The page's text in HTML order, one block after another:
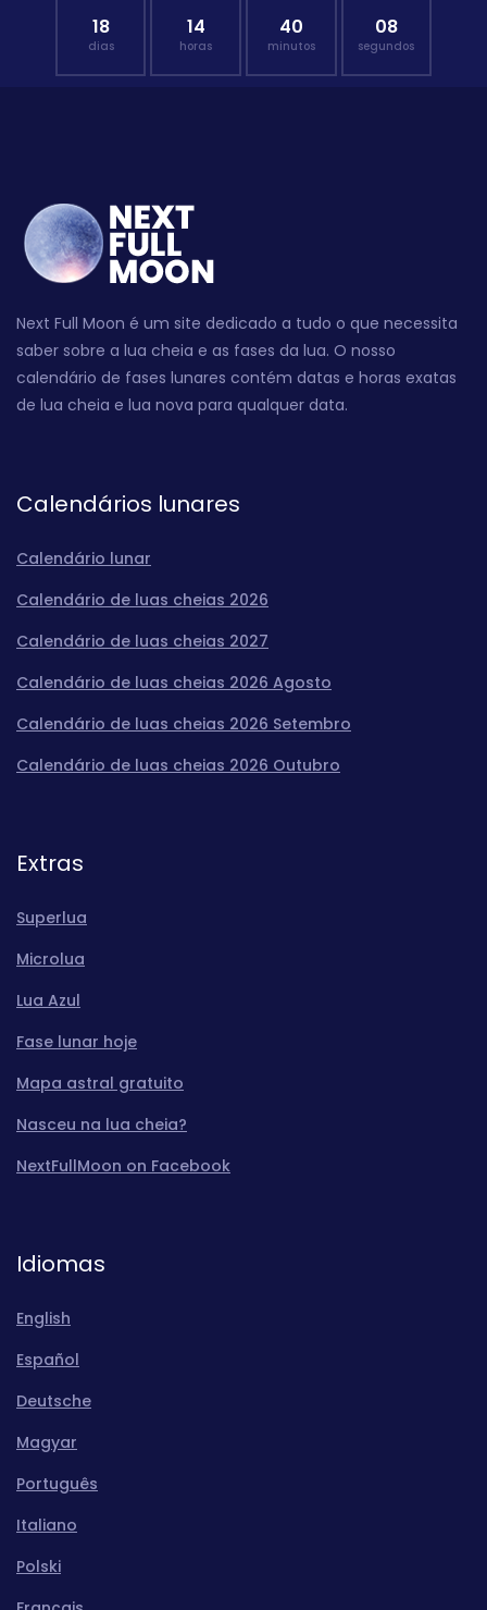
18
dias
14
horas
40
minutos
07
segundos
Next Full Moon é um site dedicado a tudo o que necessita
saber sobre a lua cheia e as fases da lua. O nosso
calendário de fases lunares contém datas e horas exatas
de lua cheia e lua nova para qualquer data.
Calendários lunares
Calendário lunar
Calendário de luas cheias 2026
Calendário de luas cheias 2027
Calendário de luas cheias 2026 Agosto
Calendário de luas cheias 2026 Setembro
Calendário de luas cheias 2026 Outubro
Extras
Superlua
Microlua
Lua Azul
Fase lunar hoje
Mapa astral gratuito
Nasceu na lua cheia?
NextFullMoon on Facebook
Idiomas
English
Español
Deutsche
Magyar
Português
Italiano
Polski